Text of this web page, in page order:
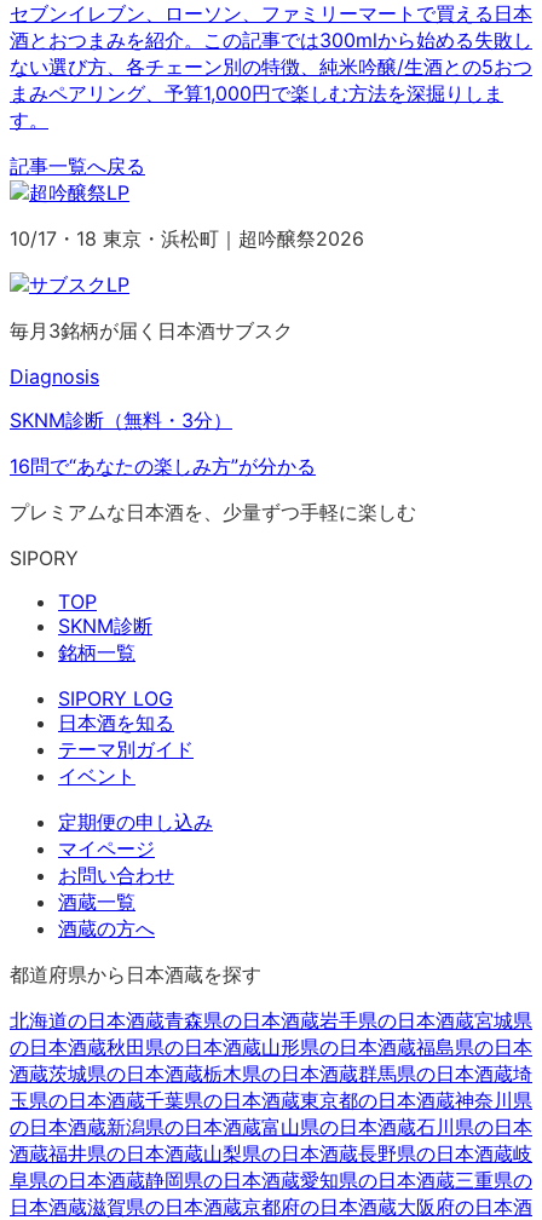
セブンイレブン、ローソン、ファミリーマートで買える日本
酒とおつまみを紹介。この記事では300mlから始める失敗し
ない選び方、各チェーン別の特徴、純米吟醸/生酒との5おつ
まみペアリング、予算1,000円で楽しむ方法を深掘りしま
す。
記事一覧へ戻る
10/17・18 東京・浜松町｜超吟醸祭2026
毎月3銘柄が届く日本酒サブスク
Diagnosis
SKNM診断（無料・3分）
16問で“あなたの楽しみ方”が分かる
プレミアムな日本酒を、少量ずつ手軽に楽しむ
SIPORY
TOP
SKNM診断
銘柄一覧
SIPORY LOG
日本酒を知る
テーマ別ガイド
イベント
定期便の申し込み
マイページ
お問い合わせ
酒蔵一覧
酒蔵の方へ
都道府県から日本酒蔵を探す
北海道の日本酒蔵青森県の日本酒蔵岩手県の日本酒蔵宮城県
の日本酒蔵秋田県の日本酒蔵山形県の日本酒蔵福島県の日本
酒蔵茨城県の日本酒蔵栃木県の日本酒蔵群馬県の日本酒蔵埼
玉県の日本酒蔵千葉県の日本酒蔵東京都の日本酒蔵神奈川県
の日本酒蔵新潟県の日本酒蔵富山県の日本酒蔵石川県の日本
酒蔵福井県の日本酒蔵山梨県の日本酒蔵長野県の日本酒蔵岐
阜県の日本酒蔵静岡県の日本酒蔵愛知県の日本酒蔵三重県の
日本酒蔵滋賀県の日本酒蔵京都府の日本酒蔵大阪府の日本酒